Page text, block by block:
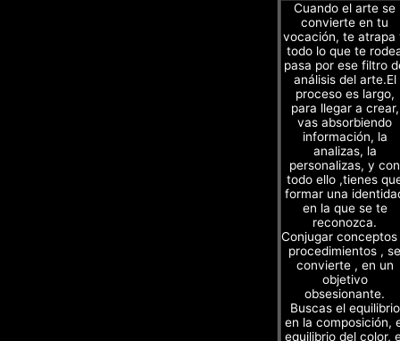
Cuando el arte se
convierte en tu
vocación, te atrapa
todo lo que te
pasa por ese filtro
análisis del arte.El
proceso es largo,
para llegar a crear,
vas absorbiendo
información, la
analizas, la
personalizas, y con
todo ello ,tienes
formar una
en la que se te
reconozca.
Conjugar
procedimientos , se
convierte , en un
objetivo
obsesionante.
Buscas el equilibrio
en la composición,
equilibrio del color,